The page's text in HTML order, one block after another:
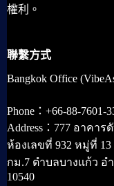
權利。
聯繫方式
Bangkok Office
Phone：+66-88-7601-
Address：777 อาคา
ห้องเลขที่ 932 หมู่ที่
กม.7 ตำบลบางแก้ว อ
10540